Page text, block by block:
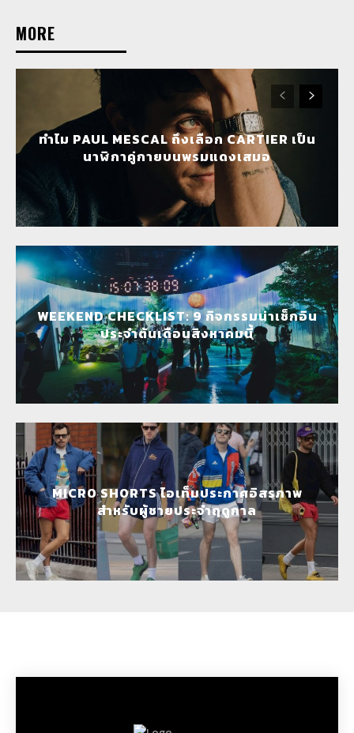
MORE
ทำไม PAUL MESCAL ถึงเลือก CARTIER เป็น
นาฬิกาคู่กายบนพรมแดงเสมอ
WEEKEND CHECKLIST: 9 กิจกรรมน่าเช็กอิน
ประจำต้นเดือนสิงหาคมนี้
MICRO SHORTS ไอเท็มประกาศอิสรภาพ
สำหรับผู้ชายประจำฤดูกาล